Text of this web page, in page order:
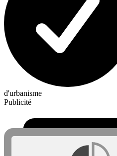
d'urbanisme
Publicité